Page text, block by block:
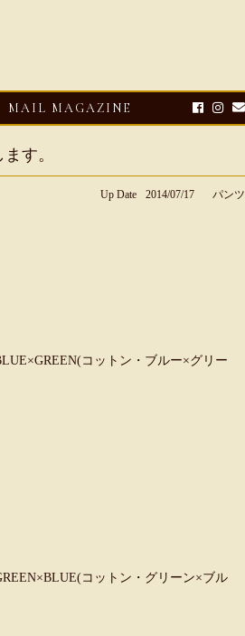
MAIL MAGAZINE
す。
Up Date 2014/07/17 パンツ
コットン・ブルー×グリー
コットン・グリーン×ブル
ーニ】ク Mario Doni【マリオ ドーニ】オ